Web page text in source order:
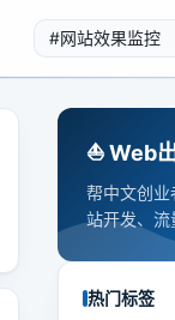
⛵️ Web
帮中文创
站开发、
热门标签